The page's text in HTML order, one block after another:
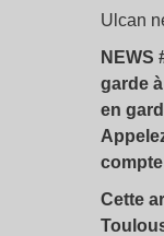
Ulcan
NEWS
garde
en
Cette